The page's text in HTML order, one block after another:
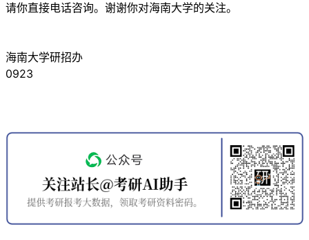
请你直接电话咨询。谢谢你对海南大学的关注。
海南大学研招办
0923